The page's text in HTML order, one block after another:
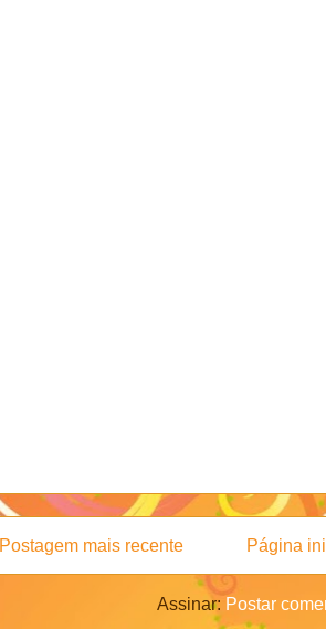
Postagem mais recente Página
Assinar: Postar